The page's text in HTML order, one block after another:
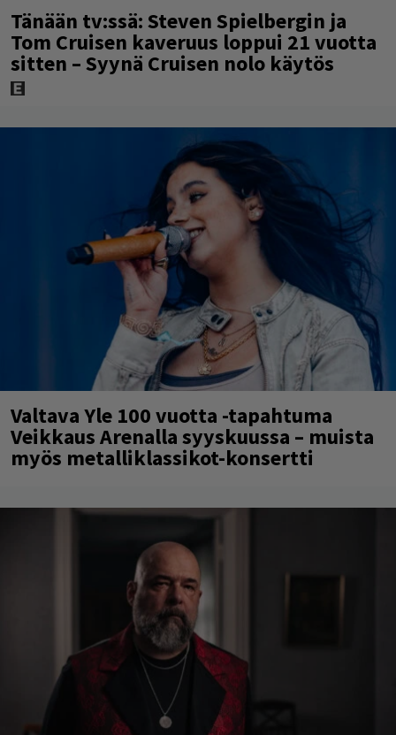
Tänään tv:ssä: Steven Spielbergin ja
Tom Cruisen kaveruus loppui 21 vuotta
sitten – Syynä Cruisen nolo käytös
Valtava Yle 100 vuotta -tapahtuma
Veikkaus Arenalla syyskuussa – muista
myös metalliklassikot-konsertti